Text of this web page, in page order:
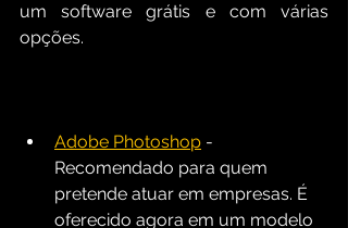
um software grátis e com várias
opções.
Adobe Photoshop -
Recomendado para quem
pretende atuar em empresas. É
oferecido agora em um modelo